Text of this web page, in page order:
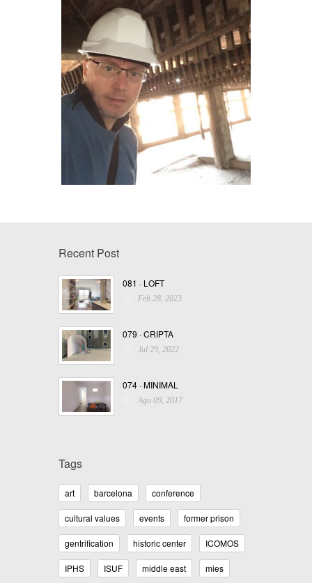
Recent Post
081 · LOFT
Feb 28, 2023
079 · CRIPTA
Jul 29, 2022
074 · MINIMAL
Ago 09, 2017
Tags
art barcelona conference
cultural values events former prison
gentrification historic center ICOMOS
IPHS ISUF middle east mies